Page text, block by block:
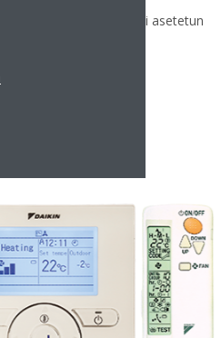
automaattisesti asetetun